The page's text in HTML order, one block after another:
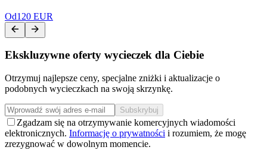
Od120 EUR
Ekskluzywne oferty wycieczek dla Ciebie
Otrzymuj najlepsze ceny, specjalne zniżki i aktualizacje o
podobnych wycieczkach na swoją skrzynkę.
Subskrybuj
Zgadzam się na otrzymywanie komercyjnych wiadomości
elektronicznych. Informację o prywatności i rozumiem, że mogę
zrezygnować w dowolnym momencie.